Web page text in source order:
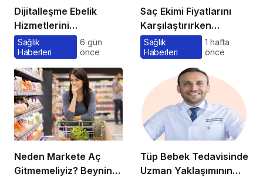
Dijitalleşme Ebelik
Hizmetlerini
Dönüştürüyor
Sağlık
Haberleri
6 gün
önce
Saç Ekimi Fiyatlarını
Karşılaştırırken
Gözden Kaçan
Maliyetler
Sağlık
Haberleri
1 hafta
önce
Neden Markete Aç
Gitmemeliyiz? Beynin
Tüp Bebek Tedavisinde
Uzman Yaklaşımının